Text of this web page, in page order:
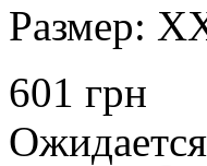
Размер:
601 грн
Ожидается